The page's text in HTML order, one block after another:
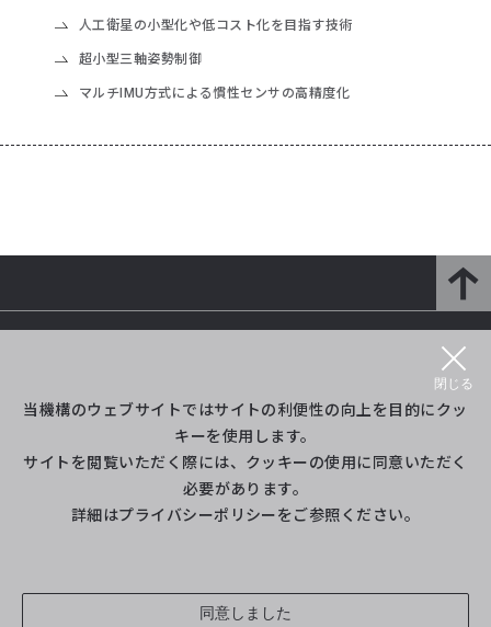
閉じる
当機構のウェブサイトではサイトの利便性の向上を目的にクッ
キーを使用します。
サイトを閲覧いただく際には、クッキーの使用に同意いただく
必要があります。
詳細はプライバシーポリシーをご参照ください。
同意しました
人工衛星の小型化や低コスト化を目指す技術
超小型三軸姿勢制御
マルチIMU方式による慣性センサの高精度化
プロジェクト等紹介 イベント
ライブラリ （旧Twitter）
© 2013-2026 Japan Aerospace Exploration Agency